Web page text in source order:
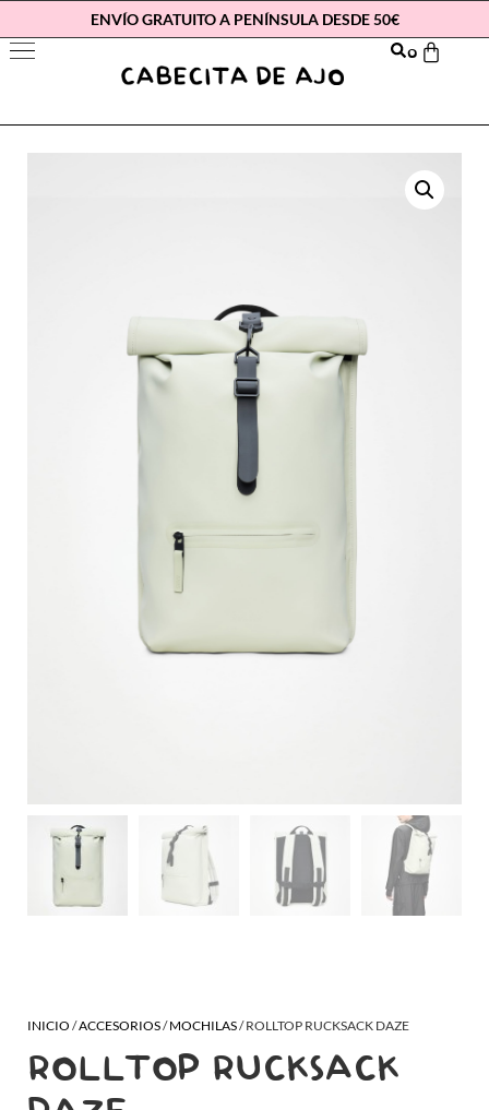
ENVÍO GRATUITO A PENÍNSULA DESDE 50€
0
INICIO /ACCESORIOS/MOCHILAS/ ROLLTOP RUCKSACK DAZE
ROLLTOP RUCKSACK